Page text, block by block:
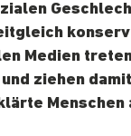
Medien
ziehen
Menschen